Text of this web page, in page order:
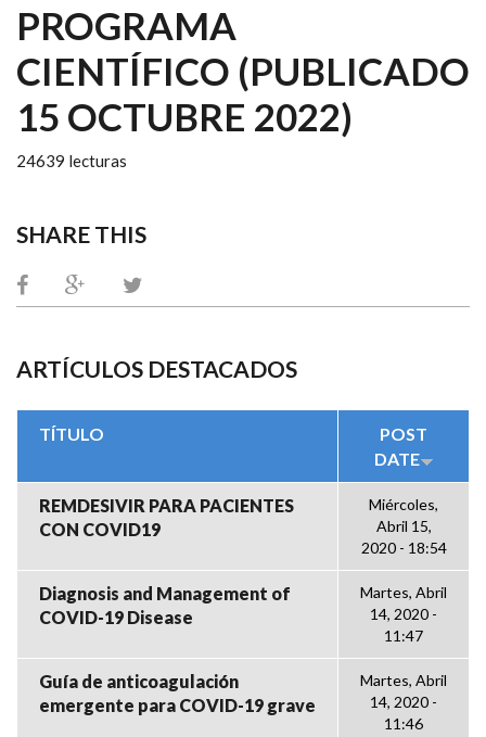
PROGRAMA
CIENTÍFICO (PUBLICADO
15 OCTUBRE 2022)
24639 lecturas
SHARE THIS
ARTÍCULOS DESTACADOS
TÍTULO
POST
DATE
REMDESIVIR PARA PACIENTES
CON COVID19
Miércoles,
Abril 15,
2020 - 18:54
Diagnosis and Management of
COVID-19 Disease
Martes, Abril
14, 2020 -
11:47
Guía de anticoagulación
emergente para COVID-19 grave
Martes, Abril
14, 2020 -
11:46